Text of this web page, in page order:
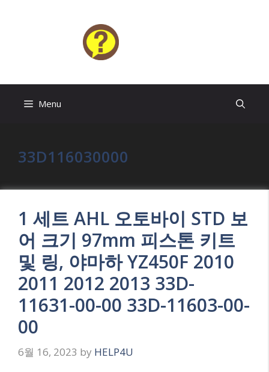
Menu
33D116030000
1 세트 AHL 오토바이 STD 보
어 크기 97mm 피스톤 키트
및 링, 야마하 YZ450F 2010
2011 2012 2013 33D-
11631-00-00 33D-11603-00-
00
6월 16, 2023 by HELP4U